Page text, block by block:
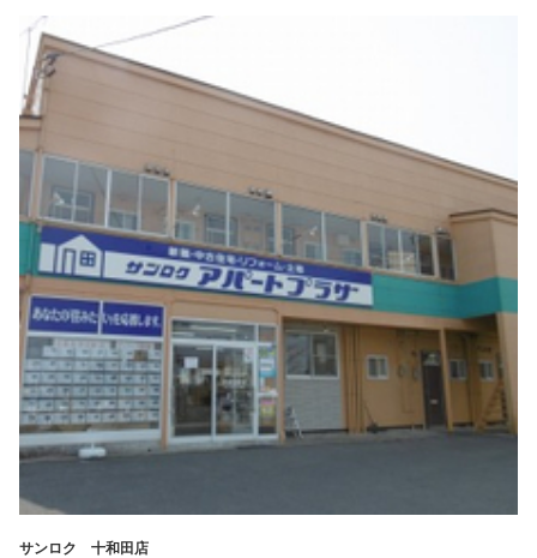
サンロク 十和田店